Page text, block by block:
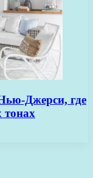
Джерси, где
тонах